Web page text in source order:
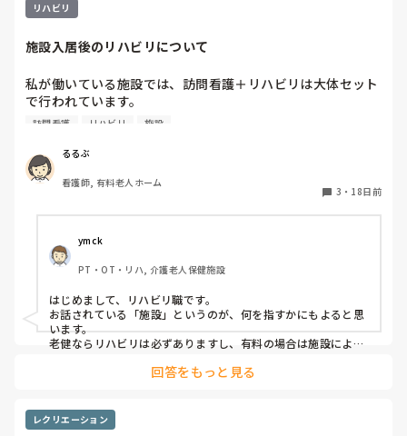
リハビリ
施設入居後のリハビリについて
私が働いている施設では、訪問看護＋リハビリは大体セット
で行われています。
利用者様によってリラクゼーションや拘縮予防、ADL維持目
との方が多いのでしょうか？
ぜひ教えてください！
訪問看護 リハビリ 施設
るるぶ
看護師, 有料老人ホーム
3 ・ 18日前
ymck
PT・OT・リハ, 介護老人保健施設
はじめまして、リハビリ職です。
お話されている「施設」というのが、何を指すかにもよると思
います。
老健ならリハビリは必ずありますし、有料の場合は施設により
を選ぶものだと思うので、それによってリハビリの有無も変わ
回答をもっと見る
レクリエーション